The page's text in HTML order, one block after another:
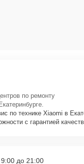
по ремонту
по технике Xiaomi в
с гарантией
до 21:00